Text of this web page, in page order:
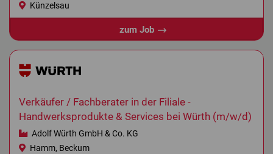
Künzelsau
zum Job
Verkäufer / Fachberater in der Filiale -
Handwerksprodukte & Services bei Würth (m/w/d)
Adolf Würth GmbH & Co. KG
Hamm, Beckum